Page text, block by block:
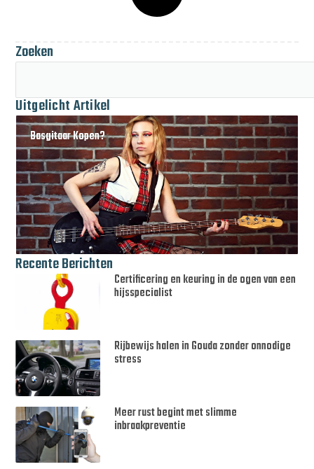
Zoeken
Uitgelicht Artikel
Basgitaar Kopen?
Recente Berichten
Certificering en keuring in de ogen van een
hijsspecialist
Rijbewijs halen in Gouda zonder onnodige
stress
Meer rust begint met slimme
inbraakpreventie